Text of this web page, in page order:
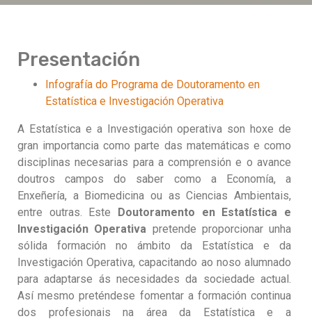
Presentación
Infografía do Programa de Doutoramento en
Estatística e Investigación Operativa
A Estatística e a Investigación operativa son hoxe de
gran importancia como parte das matemáticas e como
disciplinas necesarias para a comprensión e o avance
doutros campos do saber como a Economía, a
Enxeñería, a Biomedicina ou as Ciencias Ambientais,
entre outras. Este Doutoramento en Estatística e
Investigación Operativa pretende proporcionar unha
sólida formación no ámbito da Estatística e da
Investigación Operativa, capacitando ao noso alumnado
para adaptarse ás necesidades da sociedade actual.
Así mesmo preténdese fomentar a formación continua
dos profesionais na área da Estatística e a